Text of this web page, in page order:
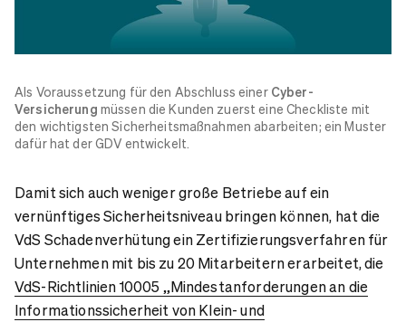
Als Voraussetzung für den Abschluss einer Cyber-
Versicherung müssen die Kunden zuerst eine Checkliste mit
den wichtigsten Sicherheitsmaßnahmen abarbeiten; ein Muster
dafür hat der GDV entwickelt.
Damit sich auch weniger große Betriebe auf ein
vernünftiges Sicherheitsniveau bringen können, hat die
VdS Schadenverhütung ein Zertifizierungsverfahren für
Unternehmen mit bis zu 20 Mitarbeitern erarbeitet, die
VdS-Richtlinien 10005 „Mindestanforderungen an die
Informationssicherheit von Klein- und